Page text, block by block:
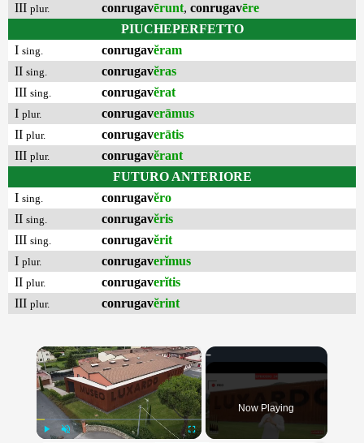
III plur. conrugavērunt, conrugavēre
PIUCHEPERFETTO
I sing. conrugavĕram
II sing. conrugavĕras
III sing. conrugavĕrat
I plur. conrugaverāmus
II plur. conrugaverātis
III plur. conrugavĕrant
FUTURO ANTERIORE
I sing. conrugavĕro
II sing. conrugavĕris
III sing. conrugavĕrit
I plur. conrugaverĭmus
II plur. conrugaverĭtis
III plur. conrugavĕrint
×
Now Playing